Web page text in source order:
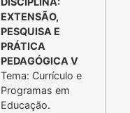
EXTENSÃO,
PESQUISA E
PRÁTICA
PEDAGÓGICA V
Tema: Currículo e
Programas em
Educação.